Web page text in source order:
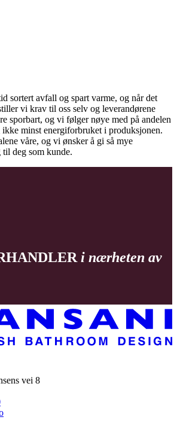
sortert avfall og spart varme, og når det
vi krav til oss selv og leverandørene
sporbart, og vi følger nøye med på andelen
minst energiforbruket i produksjonen.
våre, og vi ønsker å gi så mye
deg som kunde.
i nærheten av
vei 8